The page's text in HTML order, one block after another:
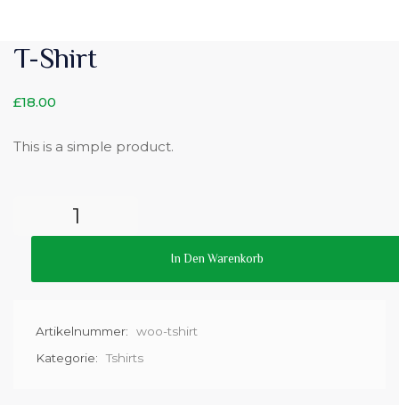
T-Shirt
£18.00
This is a simple product.
In Den Warenkorb
Artikelnummer:
woo-tshirt
Kategorie:
Tshirts